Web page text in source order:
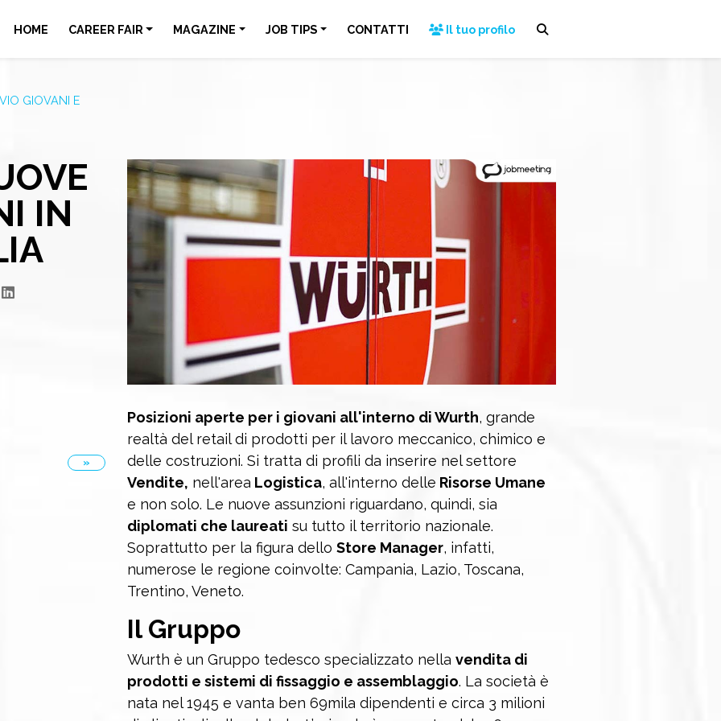
HOME CAREER FAIR MAGAZINE JOB TIPS CONTATTI Il tuo profilo
GIOVANI E
IN
»
Posizioni aperte per i giovani all'interno di Wurth, grande
realtà del retail di prodotti per il lavoro meccanico, chimico e
delle costruzioni. Si tratta di profili da inserire nel settore
Vendite, nell'area Logistica, all'interno delle Risorse Umane
e non solo. Le nuove assunzioni riguardano, quindi, sia
diplomati che laureati su tutto il territorio nazionale.
Soprattutto per la figura dello Store Manager, infatti,
numerose le regione coinvolte: Campania, Lazio, Toscana,
Trentino, Veneto.
Il Gruppo
Wurth è un Gruppo tedesco specializzato nella vendita di
prodotti e sistemi di fissaggio e assemblaggio. La società è
nata nel 1945 e vanta ben 69mila dipendenti e circa 3 milioni